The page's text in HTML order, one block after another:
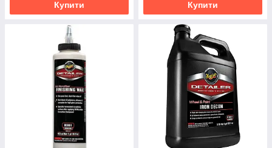
Купити Купити